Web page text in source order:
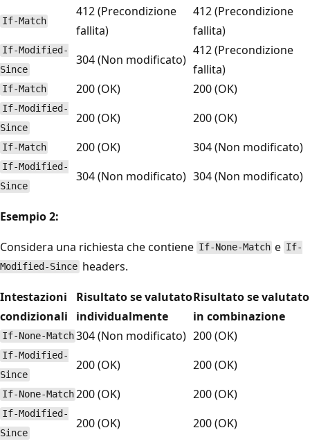
If-Match
412 (Precondizione
fallita)
412 (Precondizione
fallita)
If-Modified-
Since
304 (Non modificato)
412 (Precondizione
fallita)
If-Match 200 (OK) 200 (OK)
If-Modified-
Since
200 (OK) 200 (OK)
If-Match 200 (OK) 304 (Non modificato)
If-Modified-
Since
304 (Non modificato) 304 (Non modificato)
Esempio 2:
Considera una richiesta che contiene If-None-Match e If-
Modified-Since headers.
Intestazioni
condizionali
Risultato se valutato
individualmente
Risultato se valutato
in combinazione
If-None-Match 304 (Non modificato) 200 (OK)
If-Modified-
Since
200 (OK) 200 (OK)
If-None-Match 200 (OK) 200 (OK)
If-Modified-
Since
200 (OK)
200 (OK)